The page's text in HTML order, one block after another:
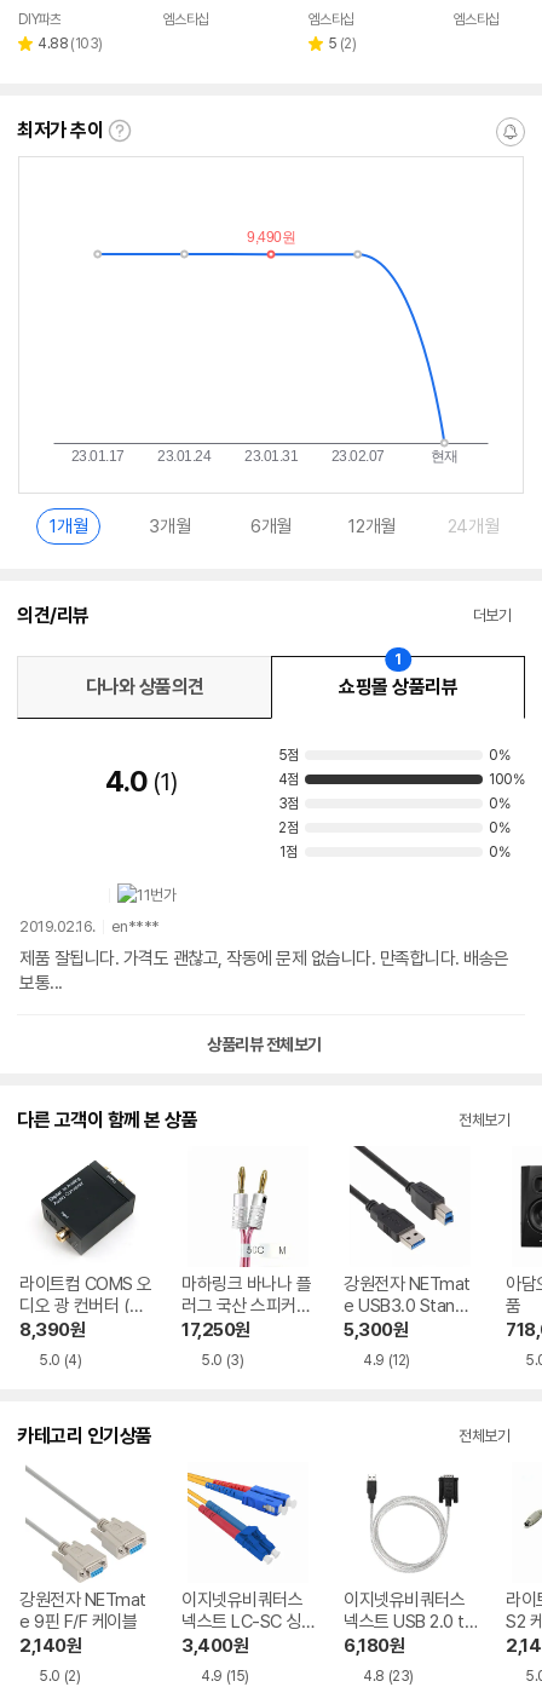
페이
DIY파츠
별 4.88 리
(103)
엠스타샵
엠스타샵
별 5 리
(2)
엠스타샵
최저가 추이
최
란?
알
1개월 3개월 6개월 12개월 24개월
의견/리뷰 더보기
다나와 상품의견 쇼핑몰 상품리뷰
1
4.0 1
5점
0%
4점
100%
3점
0%
2점
0%
1점
0%
2019.02.16. en****
제품 잘됩니다. 가격도 괜찮고, 작동에 문제 없습니다. 만족합니다. 배송은
보통...
상품리뷰 전체보기
다른 고객이 함께 본 상품 전체보기
라이트컴 COMS 오
디오 광 컨버터 (CL
533)
8,390원
5.0 (4)
마하링크 바나나 플
러그 국산 스피커케
이블 50C (ML-5B
N) 5m
17,250원
5.0 (3)
강원전자 NETmat
e USB3.0 Standa
rd A-B 케이블 (블
랙) NMC-UB330B
K, 3m
5,300원
4.9 (12)
아
품
카테고리 인기상품 전체보기
강원전자 NETmat
e 9핀 F/F 케이블
2,140원
5.0 (2)
이지넷유비쿼터스
넥스트 LC-SC 싱
글모드 광 패치코드
케이블
3,400원
4.9 (15)
이지넷유비쿼터스
넥스트 USB 2.0 to
RS232 시리얼 케이
6,180원
4.8 (23)
라이
S2